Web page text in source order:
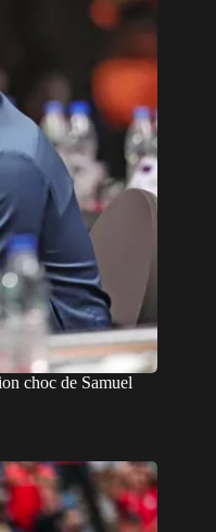
choc de Samuel